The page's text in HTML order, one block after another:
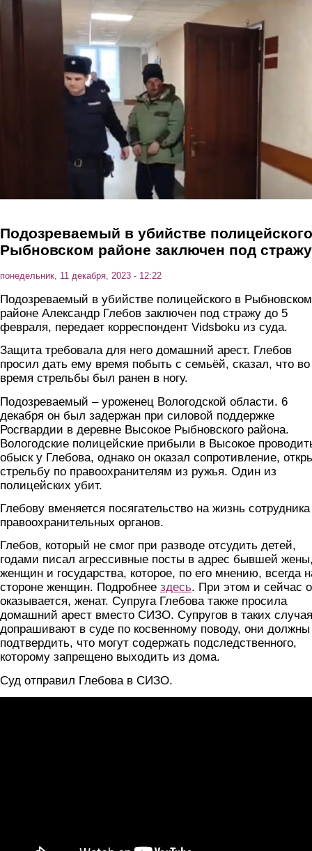
Перейти к основному содержанию
Подозреваемый в убийстве
Рыбновском районе заключен под стражу
понедельник, 11 декабря, 2023 - 12:22
Подозреваемый в убийстве полицейского в Рыбновском
районе Александр Глебов заключен под стражу до 5
февраля, передает корреспондент Vidsboku из суда.
Защита требовала для него домашний арест. Глебов
просил дать ему время побыть с семьёй, сказал, что во
время стрельбы был ранен в ногу.
Подозреваемый – уроженец Вологодской области. 6
декабря он был задержан при силовой поддержке
Росгвардии в деревне Высокое Рыбновского района.
Вологодские полицейские прибыли в Высокое
обыск у Глебова, однако он оказал сопротивление,
стрельбу по правоохранителям из ружья. Один из
полицейских убит.
Глебову вменяется посягательство на жизнь сотрудника
правоохранительных органов.
Глебов, который не смог при разводе отсудить детей,
годами писал агрессивные посты в адрес бывшей
женщин и государства, которое, по его мнению, всегда
стороне женщин. Подробнее здесь. При этом и сейчас
оказывается, женат. Супруга Глебова также просила
домашний арест вместо СИЗО. Супругов в таких
допрашивают в суде по косвенному поводу, они должны
подтвердить, что могут содержать подследственного,
которому запрещено выходить из дома.
Суд отправил Глебова в СИЗО.